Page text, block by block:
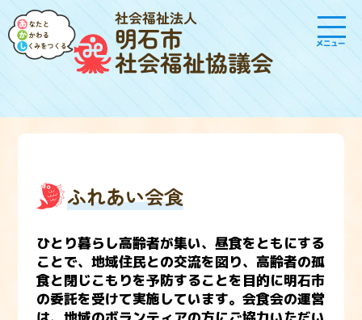
社会福祉法人
明石市
社会福祉協議会
メニュー
ふれあい会食
ひとり暮らし高齢者が集い、昼食をともにする
ことで、地域住民との交流を図り、高齢者の孤
食と閉じこもりを予防することを目的に明石市
の委託を受けて実施しています。会食会の運営